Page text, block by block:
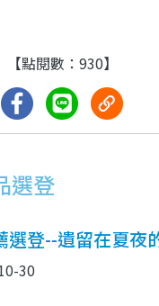
選登
【點閱數：930】
選登--遺留在夏夜
30